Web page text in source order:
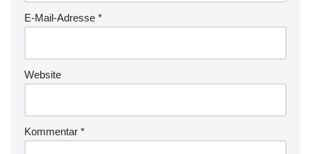
E-Mail-Adresse *
Website
Kommentar *